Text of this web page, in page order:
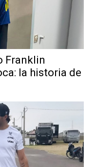
Franklin
la historia de